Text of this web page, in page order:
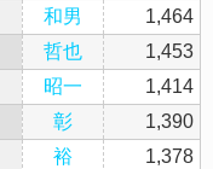
和男
1,464
哲也
1,453
昭一
1,414
彰
1,390
裕
1,378